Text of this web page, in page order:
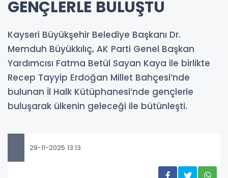
GENÇLERLE BULUŞTU
Kayseri Büyükşehir Belediye Başkanı Dr.
Memduh Büyükkılıç, AK Parti Genel Başkan
Yardımcısı Fatma Betül Sayan Kaya ile birlikte
Recep Tayyip Erdoğan Millet Bahçesi’nde
bulunan İl Halk Kütüphanesi’nde gençlerle
buluşarak ülkenin geleceği ile bütünleşti.
29-11-2025 13:13